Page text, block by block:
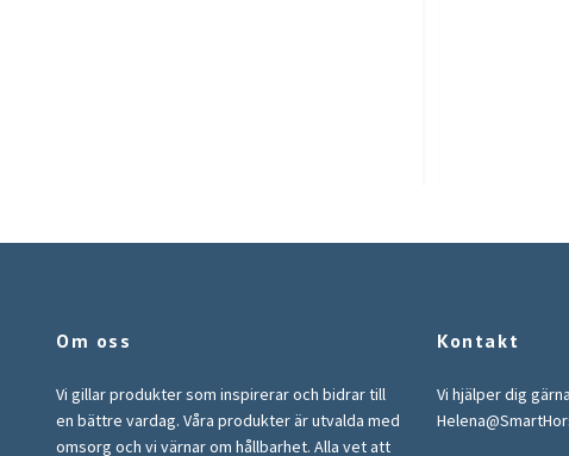
Om oss
Vi gillar produkter som inspirerar och bidrar till
en bättre vardag. Våra produkter är utvalda med
omsorg och vi värnar om hållbarhet. Alla vet att
Kontakt
Vi hjälper dig